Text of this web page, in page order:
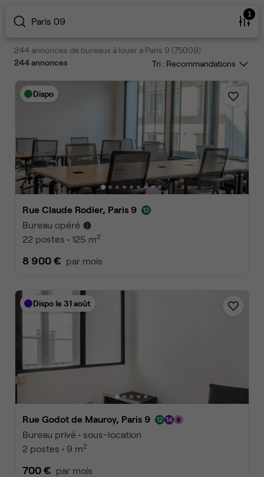
Paris 09
1
244 annonces de bureaux à louer à Paris 9 (75009)
244annonces Tri :
Dispo
Rue Claude Rodier, Paris 9
Bureau opéré
22 postes • 125 m2
8 900 € par mois
Dispo le 31 août
Rue Godot de Mauroy, Paris 9
Bureau privé • sous-location
2 postes • 9 m2
700 € par mois